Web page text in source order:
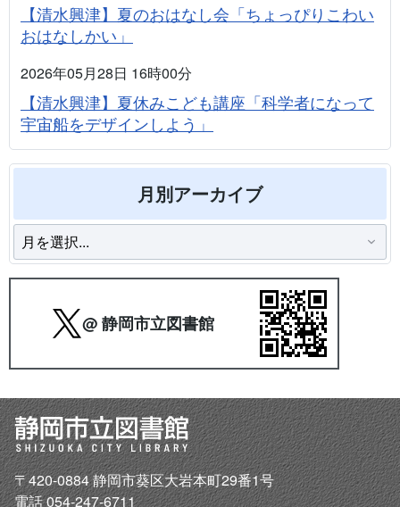
【清水興津】夏のおはなし会「ちょっぴりこわい
おはなしかい」
2026年05月28日 16時00分
【清水興津】夏休みこども講座「科学者になって
宇宙船をデザインしよう」
月別アーカイブ
@ 静岡市立図書館
〒420-0884 静岡市葵区大岩本町29番1号
電話 054-247-6711